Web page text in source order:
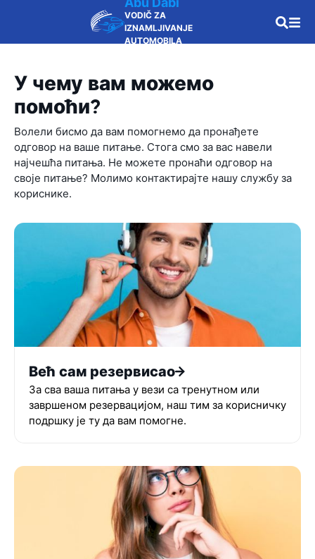
VODIČ ZA
IZNAMLJIVANJE
AUTOMOBILA
У чему вам можемо
помоћи?
Волели бисмо да вам помогнемо да пронађете
одговор на ваше питање. Стога смо за вас навели
најчешћа питања. Не можете пронаћи одговор на
своје питање? Молимо контактирајте нашу службу за
кориснике.
Већ сам резервисао
За сва ваша питања у вези са тренутном или
завршеном резервацијом, наш тим за корисничку
подршку је ту да вам помогне.